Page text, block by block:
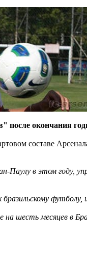
после окончания
составе
Паулу в этом году,
бразильскому
шесть месяцев в